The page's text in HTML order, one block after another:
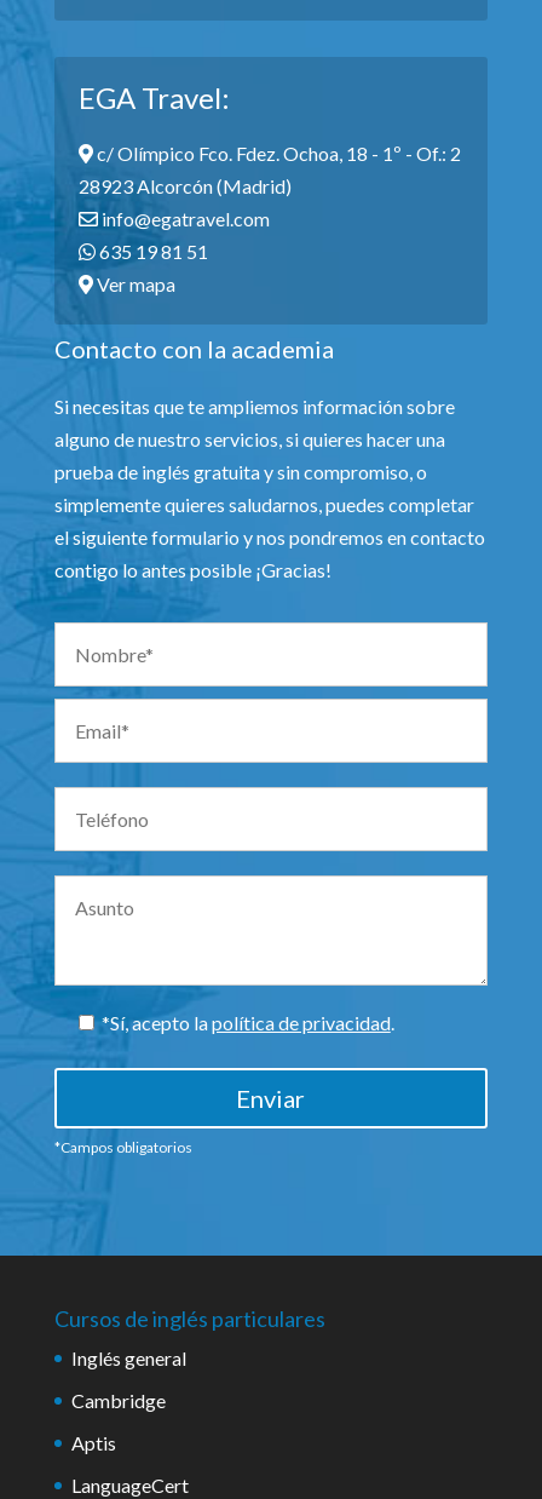
EGA Travel:
c/ Olímpico Fco. Fdez. Ochoa, 18 - 1º - Of.: 2
28923 Alcorcón (Madrid)
info@egatravel.com
635 19 81 51
Ver mapa
Contacto con la academia
Si necesitas que te ampliemos información sobre
alguno de nuestro servicios, si quieres hacer una
prueba de inglés gratuita y sin compromiso, o
simplemente quieres saludarnos, puedes completar
el siguiente formulario y nos pondremos en contacto
contigo lo antes posible ¡Gracias!
*Sí, acepto lapolítica de privacidad.
*Campos obligatorios
Cursos de inglés particulares
Inglés general
Cambridge
Aptis
LanguageCert